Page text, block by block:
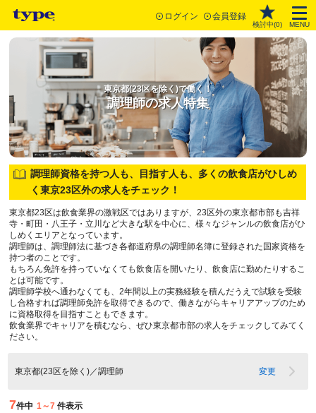
ログイン 会員登録
検討中(0) MENU
東京都(23区を除く)で働く！
調理師の求人特集
調理師資格を持つ人も、目指す人も、多くの飲食店がひしめ
く東京23区外の求人をチェック！
東京都23区は飲食業界の激戦区ではありますが、23区外の東京都市部も吉祥
寺・町田・八王子・立川など大きな駅を中心に、様々なジャンルの飲食店がひ
しめくエリアとなっています。
調理師は、調理師法に基づき各都道府県の調理師名簿に登録された国家資格を
持つ者のことです。
もちろん免許を持っていなくても飲食店を開いたり、飲食店に勤めたりするこ
とは可能です。
調理師学校へ通わなくても、2年間以上の実務経験を積んだうえで試験を受験
し合格すれば調理師免許を取得できるので、働きながらキャリアアップのため
に資格取得を目指すこともできます。
飲食業界でキャリアを積むなら、ぜひ東京都市部の求人をチェックしてみてく
ださい。
東京都(23区を除く)／調理師 変更
7件中 1～7 件表示